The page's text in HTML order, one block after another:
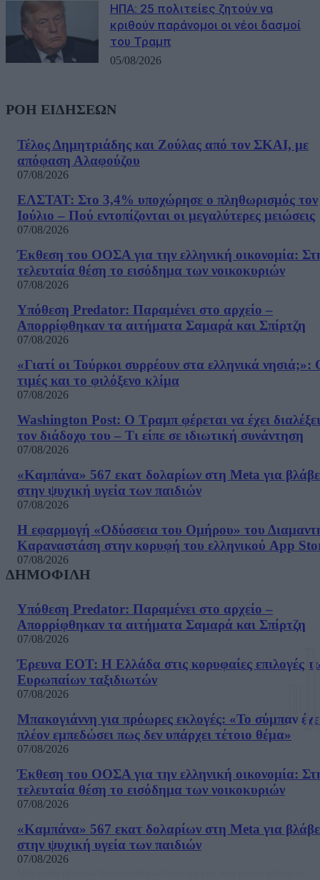
ΗΠΑ: 25 πολιτείες ζητούν να
κριθούν παράνομοι οι νέοι δασμοί
του Τραμπ
05/08/2026
ΡΟΗ ΕΙΔΗΣΕΩΝ
Τέλος Δημητριάδης και Ζούλας από τον ΣΚΑΙ, με
απόφαση Αλαφούζου
07/08/2026
ΕΛΣΤΑΤ: Στο 3,4% υποχώρησε ο πληθωρισμός τον
Ιούλιο – Πού εντοπίζονται οι μεγαλύτερες μειώσεις
07/08/2026
Έκθεση του ΟΟΣΑ για την ελληνική οικονομία:
τελευταία θέση το εισόδημα των νοικοκυριών
07/08/2026
Υπόθεση Predator: Παραμένει στο αρχείο –
Απορρίφθηκαν τα αιτήματα Σαμαρά και Σπίρτζη
07/08/2026
«Γιατί οι Τούρκοι συρρέουν στα ελληνικά νησιά;»:
τιμές και το φιλόξενο κλίμα
07/08/2026
Washington Post: Ο Τραμπ φέρεται να έχει διαλέξει
τον διάδοχο του – Τι είπε σε ιδιωτική συνάντηση
07/08/2026
«Καμπάνα» 567 εκατ δολαρίων στη Meta για
στην ψυχική υγεία των παιδιών
07/08/2026
Η εφαρμογή «Οδύσσεια του Ομήρου» του
Καραναστάση στην κορυφή του ελληνικού App
07/08/2026
ΔΗΜΟΦΙΛΗ
Υπόθεση Predator: Παραμένει στο αρχείο –
Απορρίφθηκαν τα αιτήματα Σαμαρά και Σπίρτζη
07/08/2026
Έρευνα ΕΟΤ: Η Ελλάδα στις κορυφαίες επιλογές
Ευρωπαίων ταξιδιωτών
07/08/2026
Μπακογιάννη για πρόωρες εκλογές: «Το σύμπαν
πλέον εμπεδώσει πως δεν υπάρχει τέτοιο θέμα»
07/08/2026
Έκθεση του ΟΟΣΑ για την ελληνική οικονομία:
τελευταία θέση το εισόδημα των νοικοκυριών
07/08/2026
«Καμπάνα» 567 εκατ δολαρίων στη Meta για
στην ψυχική υγεία των παιδιών
07/08/2026